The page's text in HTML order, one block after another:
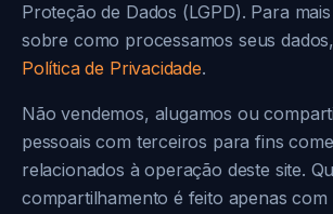
Proteção de Dados (LGPD). Para
sobre como processamos seus
Política de Privacidade.
Não vendemos, alugamos ou
pessoais com terceiros para fins
relacionados à operação deste site.
compartilhamento é feito apenas